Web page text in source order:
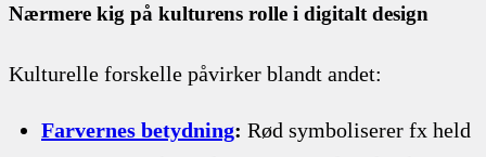
Nærmere kig på kulturens rolle i digitalt design
Kulturelle forskelle påvirker blandt andet:
Farvernes betydning: Rød symboliserer fx held